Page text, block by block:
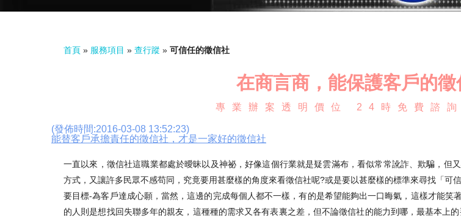
首頁 » 服務項目 » 查行蹤 » 可信任的徵信社
在商言商，能保護客戶的
專業辦案透明價位 24時免費
(發佈時間:2016-03-08 13:52:23)
能替客戶承擔責任的徵信社，才是一家好的徵信社
一直以來，徵信社這職業都處於曖昧以及神祕，好像這個行業就是疑雲滿布，看似常常訛詐、欺騙，但
方式，又讓許多民眾不感苟同，究竟要用甚麼樣的角度來看徵信社呢?或是要以甚麼樣的標準來尋找「
要目標-為客戶達成心願，當然，這邊的完成每個人都不一樣，有的是希望能夠出一口晦氣，這樣才能
的人則是想找回失聯多年的親友，這種種的需求又各有表裏之差，但不論徵信社的能力到哪，最基本上